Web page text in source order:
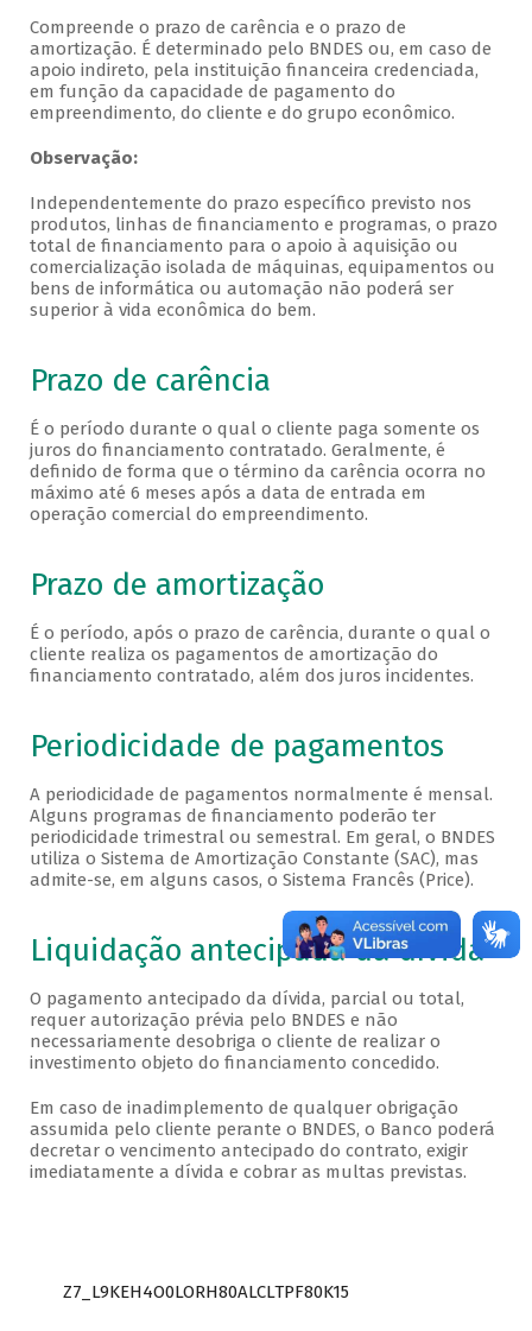
Compreende o prazo de carência e o prazo de
amortização. É determinado pelo BNDES ou, em caso de
apoio indireto, pela instituição financeira credenciada,
em função da capacidade de pagamento do
empreendimento, do cliente e do grupo econômico.
Observação:
Independentemente do prazo específico previsto nos
produtos, linhas de financiamento e programas, o prazo
total de financiamento para o apoio à aquisição ou
comercialização isolada de máquinas, equipamentos ou
bens de informática ou automação não poderá ser
superior à vida econômica do bem.
Prazo de carência
É o período durante o qual o cliente paga somente os
juros do financiamento contratado. Geralmente, é
definido de forma que o término da carência ocorra no
máximo até 6 meses após a data de entrada em
operação comercial do empreendimento.
Prazo de amortização
É o período, após o prazo de carência, durante o qual o
cliente realiza os pagamentos de amortização do
financiamento contratado, além dos juros incidentes.
Periodicidade de pagamentos
A periodicidade de pagamentos normalmente é mensal.
Alguns programas de financiamento poderão ter
periodicidade trimestral ou semestral. Em geral, o BNDES
utiliza o Sistema de Amortização Constante (SAC), mas
admite-se, em alguns casos, o Sistema Francês (Price).
Liquidação antecipada da dívida
O pagamento antecipado da dívida, parcial ou total,
requer autorização prévia pelo BNDES e não
necessariamente desobriga o cliente de realizar o
investimento objeto do financiamento concedido.
Em caso de inadimplemento de qualquer obrigação
assumida pelo cliente perante o BNDES, o Banco poderá
decretar o vencimento antecipado do contrato, exigir
imediatamente a dívida e cobrar as multas previstas.
Z7_L9KEH4O0LORH80ALCLTPF80K15